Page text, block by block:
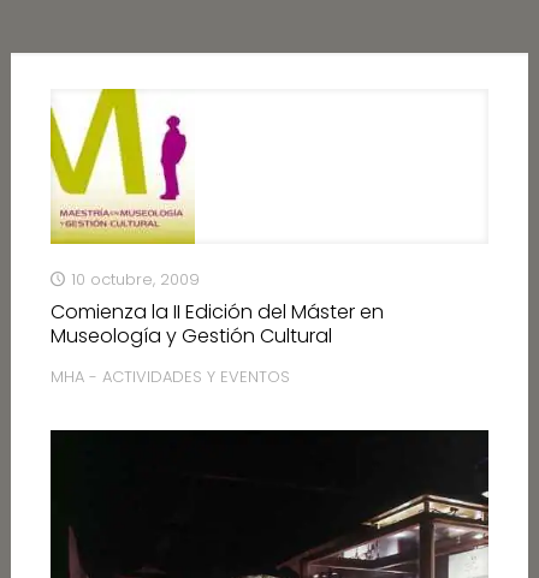
CENTRO DE DOCUMENTACIÓN DE CANARIAS Y AMÉRICA
CUEVA DEL VIENTO
10 octubre, 2009
Comienza la II Edición del Máster en
Museología y Gestión Cultural
MHA - ACTIVIDADES Y EVENTOS